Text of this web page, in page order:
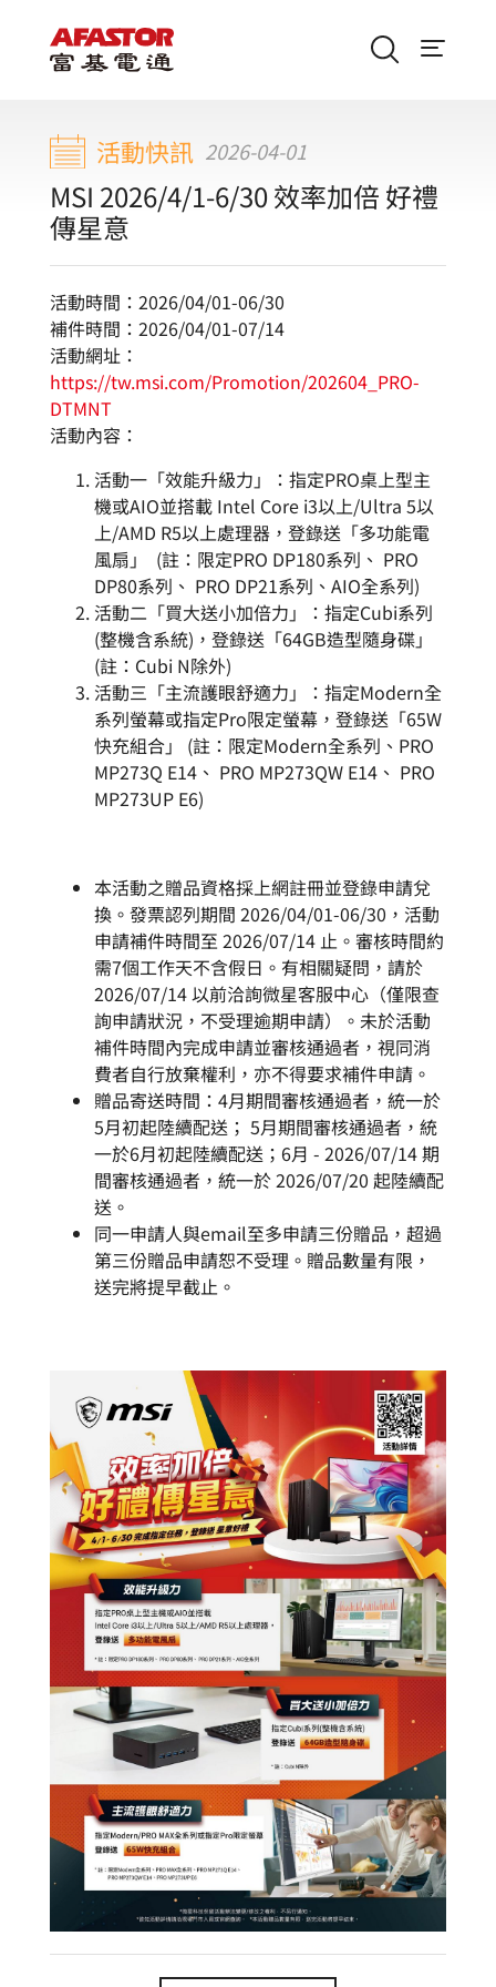
活動快訊 2026-04-01
MSI 2026/4/1-6/30 效率加倍 好禮
傳星意
活動時間：2026/04/01-06/30
補件時間：2026/04/01-07/14
活動網址：
https://tw.msi.com/Promotion/202604_PRO-
DTMNT
活動內容：
活動一「效能升級力」：指定PRO桌上型主
機或AIO並搭載 Intel Core i3以上/Ultra 5以
上/AMD R5以上處理器，登錄送「多功能電
風扇」 (註：限定PRO DP180系列、 PRO
DP80系列、 PRO DP21系列、AIO全系列)
活動二「買大送小加倍力」：指定Cubi系列
(整機含系統)，登錄送「64GB造型隨身碟」
(註：Cubi N除外)
活動三「主流護眼舒適力」：指定Modern全
系列螢幕或指定Pro限定螢幕，登錄送「65W
快充組合」 (註：限定Modern全系列、PRO
MP273Q E14、 PRO MP273QW E14、 PRO
MP273UP E6)
本活動之贈品資格採上網註冊並登錄申請兌
換。發票認列期間 2026/04/01-06/30，活動
申請補件時間至 2026/07/14 止。審核時間約
需7個工作天不含假日。有相關疑問，請於
2026/07/14 以前洽詢微星客服中心（僅限查
詢申請狀況，不受理逾期申請）。未於活動
補件時間內完成申請並審核通過者，視同消
費者自行放棄權利，亦不得要求補件申請。
贈品寄送時間：4月期間審核通過者，統一於
5月初起陸續配送； 5月期間審核通過者，統
一於6月初起陸續配送；6月 - 2026/07/14 期
間審核通過者，統一於 2026/07/20 起陸續配
送。
同一申請人與email至多申請三份贈品，超過
第三份贈品申請恕不受理。贈品數量有限，
送完將提早截止。